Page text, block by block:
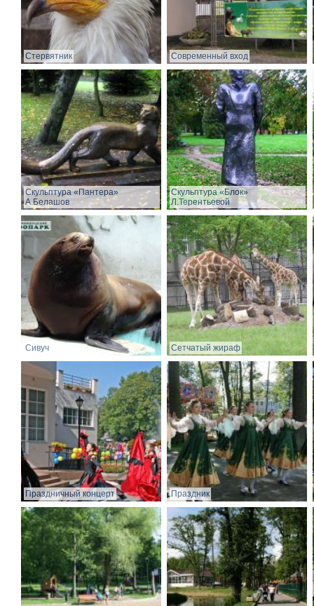
Стервятник Современный вход
Скульптура «Пантера»
А.Белашов
Скульптура «Блок»
Л.Терентьевой
Сивуч Сетчатый жираф
Праздничный концерт Праздник